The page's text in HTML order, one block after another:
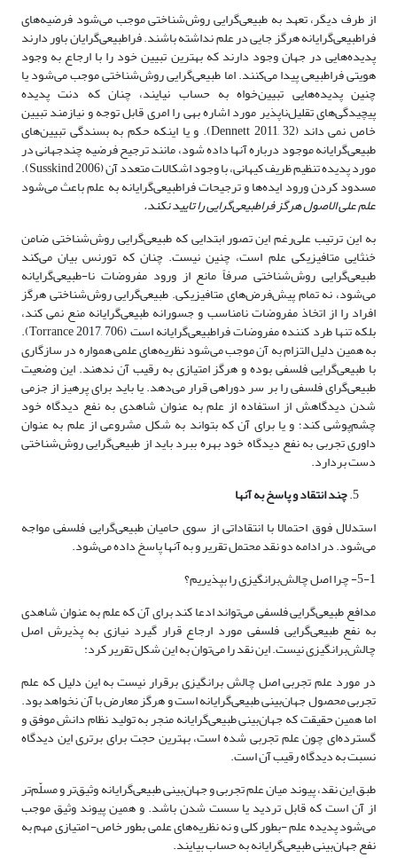
از طرف دیگر، تعهد به ‌طبیعی‌گرایی روش‌شناختی موجب می‌شود فرضیه‌‌های
فرا‌طبیعی‌گرایانه هرگز جایی در علم نداشته باشند. فرا‌طبیعی‌گرایان باور دارند
پدیده‌‌هایی در جهان وجود دارند که بهترین تبیین خود را با ارجاع به وجود
هویتی فراطبیعی پیدا می‌کنند. اما ‌طبیعی‌گرایی روش‌شناختی موجب می‌شود یا
چنین پدیده‌‌هایی تبیین‌خواه به حساب نیایند، چنان که دنت پدیده
پیچیدگی‌‌های تقلیل‌ناپذیر مورد اشاره بهی را امری قابل توجه و نیازمند تبیین
خاص نمی داند (Dennett 2011, 32). و یا اینکه حکم به بسندگی تبیین‌‌های
‌طبیعی‌گرایانه موجود درباره آنها داده شود، مانند ترجیح فرضیه چندجهانی در
مورد پدیده تنظیم ظریف کیهانی، با وجود اشکالات متعدد آن (Susskind 2006).
مسدود کردن ورود ایده‌‌ها و ترجیحات فرا‌طبیعی‌گرایانه به علم باعث می‌شود
علم علی الاصول هرگز فرا‌طبیعی‌گرایی را تایید نکند.
به این ترتیب علی‌رغم این تصور ابتدایی که ‌طبیعی‌گرایی روش‌شناختی ضامن
خنثایی متافیزیکی علم است، چنین نیست. چنان که تورنس بیان می‌کند
‌طبیعی‌گرایی روش‌شناختی صرفاً مانع از ورود مفروضات نا-‌طبیعی‌گرایانه
می‌شود، نه تمام پیش‌فرض‌‌های متافیزیکی. ‌طبیعی‌گرایی روش‌شناختی هرگز
افراد را از اتخاذ مفروضات نامناسب و جسورانه ‌طبیعی‌گرایانه منع نمی کند،
بلکه تنها طرد کننده مفروضات فرا‌طبیعی‌گرایانه است (Torrance 2017, 706).
به همین دلیل التزام به آن موجب می‌شود نظریه‌‌های علمی همواره در سازگاری
با ‌طبیعی‌گرایی فلسفی بوده و هرگز امتیازی به رقیب آن ندهند. این وضعیت
‌طبیعی‌گرای فلسفی را بر سر دوراهی قرار می‌دهد. یا باید برای پرهیز از جزمی
شدن دیدگاهش از استفاده از علم به عنوان شاهدی به نفع دیدگاه خود
چشم‌پوشی کند؛ و یا برای آن که بتواند به شکل مشروعی از علم به عنوان
داوری تجربی به نفع دیدگاه خود بهره ببرد باید از ‌طبیعی‌گرایی روش‌شناختی
دست بردارد.
چند انتقاد و پاسخ به آنها
استدلال فوق احتمالا با انتقاداتی از سوی حامیان ‌طبیعی‌گرایی فلسفی مواجه
می‌شود. در ادامه دو نقد محتمل تقریر و به آنها پاسخ داده می‌شود.
5-1- چرا اصل چالش‌برانگیزی را بپذیریم؟
مدافع ‌طبیعی‌گرایی فلسفی می‌تواند ادعا کند برای آن که علم به عنوان شاهدی
به نفع ‌طبیعی‌گرایی فلسفی مورد ارجاع قرار گیرد نیازی به پذیرش اصل
چالش‌برانگیزی نیست. این نقد را می‌توان به این شکل تقریر کرد:
در مورد علم تجربی اصل چالش برانگیزی برقرار نیست به این دلیل که علم
تجربی محصول ‌‌جهان‌بینی ‌طبیعی‌گرایانه است و هرگز معارض با آن نخواهد بود.
اما همین حقیقت که ‌‌جهان‌بینی ‌طبیعی‌گرایانه منجر به تولید نظام دانش موفق و
گسترده‌‌‌ای چون علم تجربی شده است، بهترین حجت برای برتری این دیدگاه
نسبت به دیدگاه رقیب آن است.
طبق این نقد، پیوند میان علم تجربی و ‌‌جهان‌بینی ‌طبیعی‌گرایانه وثیق‌تر و مسلّم‌تر
از آن است که قابل تردید یا سست شدن باشد. و همین پیوند وثیق موجب
می‌شود پدیده علم -بطور کلی و نه نظریه‌‌های علمی بطور خاص- امتیازی مهم به
نفع ‌‌جهان‌بینی ‌طبیعی‌گرایانه به حساب بیایند.